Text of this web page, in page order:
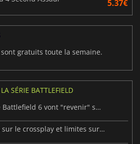
5.37€
sont gratuits toute la semaine.
SÉRIE BATTLEFIELD
Les développeurs de Battlefield 6 vont "revenir" sur les réglages de l'assistance à la visée
Battlefield 6 : Détails sur le crossplay et limites sur console